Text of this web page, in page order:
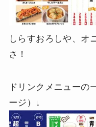
しらすおろしや、オ
さ！
ドリンクメニューの
ージ）↓